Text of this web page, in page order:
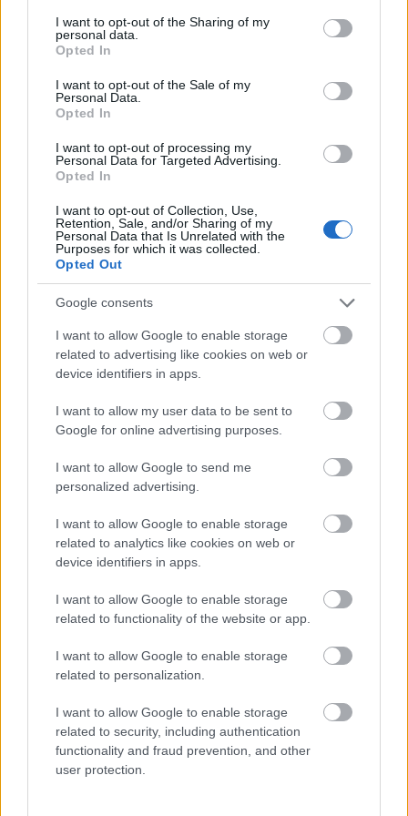
not limited to your visit or usage behaviour. You may click to
grant or deny consent to Google and its third-party tags to
use your data for below specified purposes in below Google
consent section.
I want to opt-out of the Sharing of my
personal data.
Opted In
I want to opt-out of the Sale of my
Personal Data.
Opted In
I want to opt-out of processing my
Personal Data for Targeted Advertising.
Opted In
I want to opt-out of Collection, Use,
Retention, Sale, and/or Sharing of my
Personal Data that Is Unrelated with the
Purposes for which it was collected.
Opted Out
Google consents
I want to allow Google to enable storage
related to advertising like cookies on web or
device identifiers in apps.
I want to allow my user data to be sent to
Google for online advertising purposes.
I want to allow Google to send me
personalized advertising.
I want to allow Google to enable storage
related to analytics like cookies on web or
device identifiers in apps.
I want to allow Google to enable storage
related to functionality of the website or app.
I want to allow Google to enable storage
related to personalization.
I want to allow Google to enable storage
related to security, including authentication
functionality and fraud prevention, and other
user protection.
Manaus: a dzsungel szívének városa
Magyarország rejtett gyöngyszemei
kihívásai
Mik alakítják a gondolkodásod? Avagy a kognitív
torzítások
A világ legveszélyesebb migrációs útvonalai: A
Közép-Mediterrán útvonal, A Darién-régió és az
Indiai-óceáni út
A közlekedés mérföldkövei
FACEBOOK
Reaktor
LEGFRISSEBB
A közlekedés mérföldkövei